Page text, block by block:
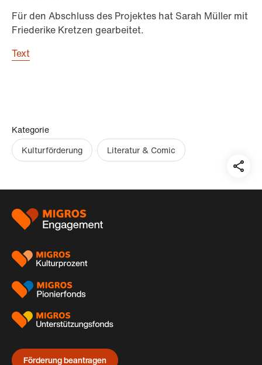
Für den Abschluss des Projektes hat Sarah Müller mit
Friederike Kretzen gearbeitet.
Text
Kategorie
Kulturförderung
Literatur & Comic
auf:
Footer
Förderung beantragen